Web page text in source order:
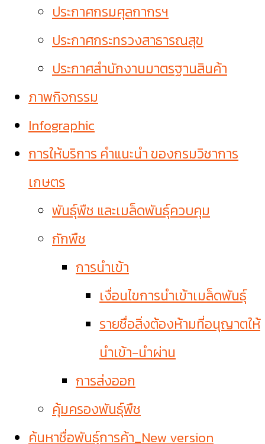
ประกาศกรมศุลกากรฯ
ประกาศกระทรวงสาธารณสุข
ประกาศสำนักงานมาตรฐานสินค้า
ภาพกิจกรรม
Infographic
การให้บริการ คำแนะนำ ของกรมวิชาการ
เกษตร
พันธุ์พืช และเมล็ดพันธุ์ควบคุม
กักพืช
การนำเข้า
เงื่อนไขการนำเข้าเมล็ดพันธุ์
รายชื่อสิ่งต้องห้ามที่อนุญาตให้
นำเข้า-นำผ่าน
การส่งออก
คุ้มครองพันธุ์พืช
ค้นหาชื่อพันธุ์การค้า_New version